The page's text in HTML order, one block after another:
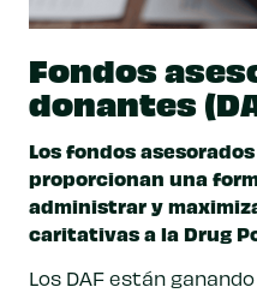
Fondos
donantes
Los fondos
proporcionan una
administrar y
caritativas a la Drug
Los DAF están